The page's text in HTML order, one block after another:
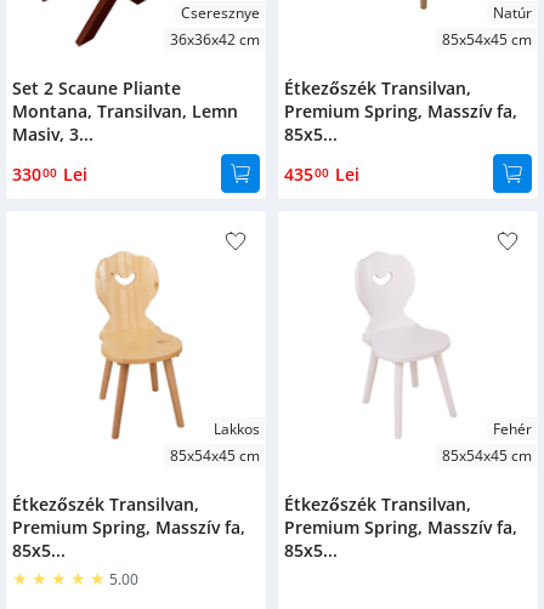
Cseresznye
36x36x42 cm
Set 2 Scaune Pliante
Montana, Transilvan, Lemn
Masiv, 3...
33000 Lei
Natúr
85x54x45 cm
Étkezőszék Transilvan,
Premium Spring, Masszív fa,
85x5...
43500 Lei
Lakkos
85x54x45 cm
Étkezőszék Transilvan,
Premium Spring, Masszív fa,
85x5...
5.00
Fehér
85x54x45 cm
Étkezőszék Transilvan,
Premium Spring, Masszív fa,
85x5...